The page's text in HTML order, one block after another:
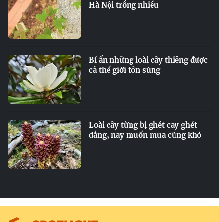
Hà Nội trồng nhiều
Bí ẩn những loài cây thiêng được
cả thế giới tôn sùng
Loài cây từng bị ghét cay ghét
đắng, nay muốn mua cũng khó